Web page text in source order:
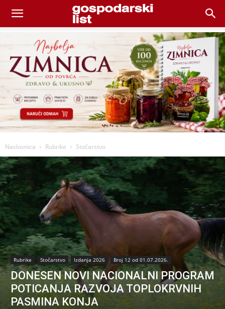
Naslovnica Rubrike Stočarstvo
Rubrike Stočarstvo Izdanja 2026 Broj 12 od 01.07.2026.
DONESEN NOVI NACIONALNI PROGRAM
POTICANJA RAZVOJA TOPLOKRVNIH
PASMINA KONJA